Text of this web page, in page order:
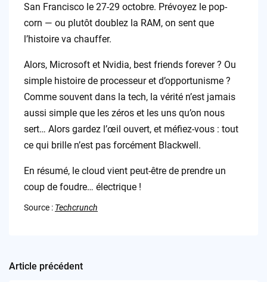
San Francisco le 27-29 octobre. Prévoyez le pop-
corn — ou plutôt doublez la RAM, on sent que
l’histoire va chauffer.
Alors, Microsoft et Nvidia, best friends forever ? Ou
simple histoire de processeur et d’opportunisme ?
Comme souvent dans la tech, la vérité n’est jamais
aussi simple que les zéros et les uns qu’on nous
sert… Alors gardez l’œil ouvert, et méfiez-vous : tout
ce qui brille n’est pas forcément Blackwell.
En résumé, le cloud vient peut-être de prendre un
coup de foudre… électrique !
Source : Techcrunch
Post
Article précédent